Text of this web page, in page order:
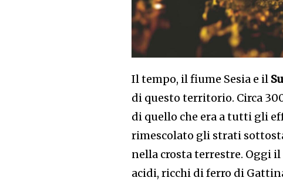
Il tempo, il fiume Sesia e il
di questo territorio. Circa
di quello che era a tutti gli
rimescolato gli strati
nella crosta terrestre. Oggi il
acidi, ricchi di ferro di